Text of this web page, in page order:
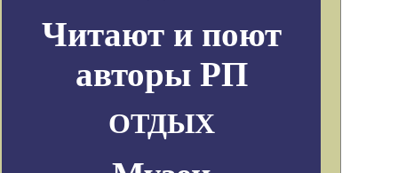
Читают и поют
авторы РП
ОТДЫХ